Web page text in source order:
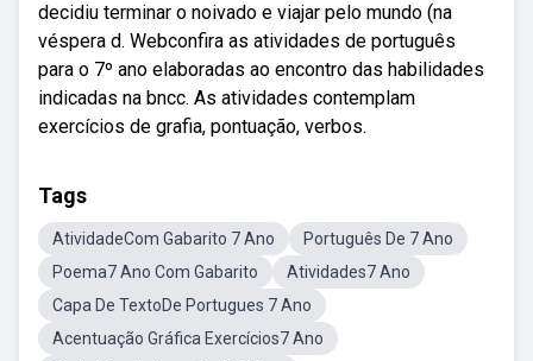
decidiu terminar o noivado e viajar pelo mundo (na
véspera d. Webconfira as atividades de português
para o 7º ano elaboradas ao encontro das habilidades
indicadas na bncc. As atividades contemplam
exercícios de grafia, pontuação, verbos.
Tags
AtividadeCom Gabarito 7 Ano
Português De 7 Ano
Poema7 Ano Com Gabarito
Atividades7 Ano
Capa De TextoDe Portugues 7 Ano
Acentuação Gráfica Exercícios7 Ano